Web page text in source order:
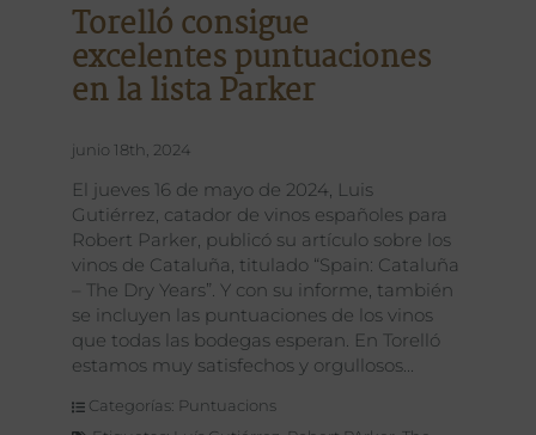
Torelló consigue
excelentes puntuaciones
en la lista Parker
junio 18th, 2024
El jueves 16 de mayo de 2024, Luis
Gutiérrez, catador de vinos españoles para
Robert Parker, publicó su artículo sobre los
vinos de Cataluña, titulado “Spain: Cataluña
– The Dry Years”. Y con su informe, también
se incluyen las puntuaciones de los vinos
que todas las bodegas esperan. En Torelló
estamos muy satisfechos y orgullosos
Categorías: Puntuacions